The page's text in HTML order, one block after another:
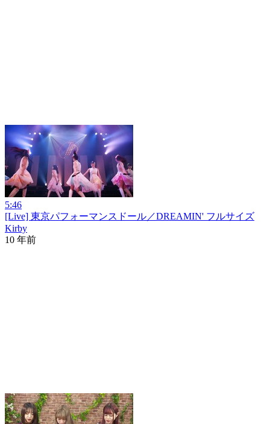
5:46
[Live] 東京パフォーマンスドール／DREAMIN' フルサイズ
Kirby
10 年前